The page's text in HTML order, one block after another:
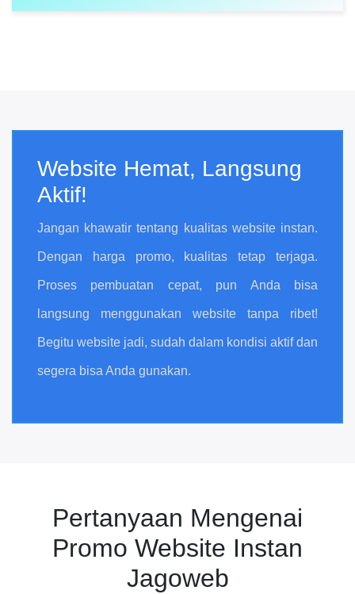
Website Hemat, Langsung
Aktif!
Jangan khawatir tentang kualitas website instan.
Dengan harga promo, kualitas tetap terjaga.
Proses pembuatan cepat, pun Anda bisa
langsung menggunakan website tanpa ribet!
Begitu website jadi, sudah dalam kondisi aktif dan
segera bisa Anda gunakan.
Pertanyaan Mengenai
Promo Website Instan
Jagoweb